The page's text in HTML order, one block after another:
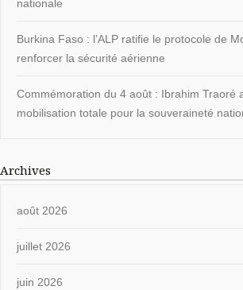
nationale
Burkina Faso : l’ALP ratifie le protocole de
renforcer la sécurité aérienne
Commémoration du 4 août : Ibrahim Traoré
mobilisation totale pour la souveraineté
Archives
août 2026
juillet 2026
juin 2026